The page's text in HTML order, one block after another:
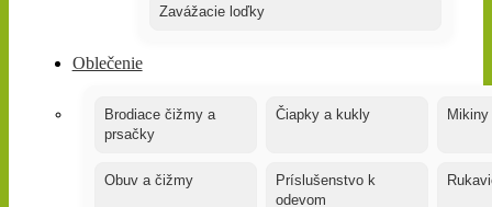
Zavážacie loďky
Oblečenie
Brodiace čižmy a
prsačky
Čiapky a kukly Mikiny
Obuv a čižmy
Príslušenstvo k
odevom